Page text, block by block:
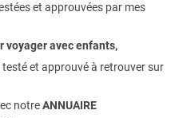
et approuvées par mes
voyager avec enfants,
et approuvé à retrouver sur
notreANNUAIRE